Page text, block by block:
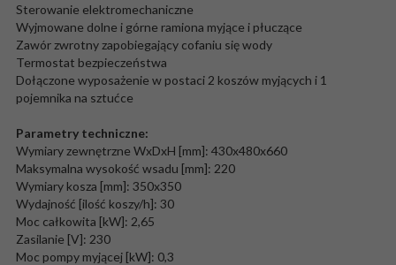
Sterowanie elektromechaniczne
Wyjmowane dolne i górne ramiona myjące i płuczące
Zawór zwrotny zapobiegający cofaniu się wody
Termostat bezpieczeństwa
Dołączone wyposażenie w postaci 2 koszów myjących i 1
pojemnika na sztućce
Parametry techniczne:
Wymiary zewnętrzne WxDxH [mm]: 430x480x660
Maksymalna wysokość wsadu [mm]: 220
Wymiary kosza [mm]: 350x350
Wydajność [ilość koszy/h]: 30
Moc całkowita [kW]: 2,65
Zasilanie [V]: 230
Moc pompy myjącej [kW]: 0,3